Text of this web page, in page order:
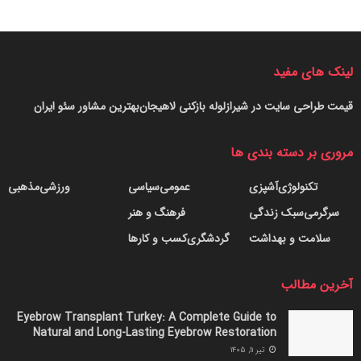
لینک های مفید
بهترین مشاور سئو ایرانلوله بازکنی لاهیجانقیمت طراحی سایت در شیراز
مروری بر دسته بندی ها
آشپزیتکنولوژی
سبک زندگیسرگرمی
سلامت و بهداشت
سیاسیعمومی
فرهنگ و هنر
کسب و کارهاگردشگری
مذهبیورزشی
آخرین مطالب
Eyebrow Transplant Turkey: A Complete Guide to
Natural and Long-Lasting Eyebrow Restoration
تیر ۱۱, ۱۴۰۵